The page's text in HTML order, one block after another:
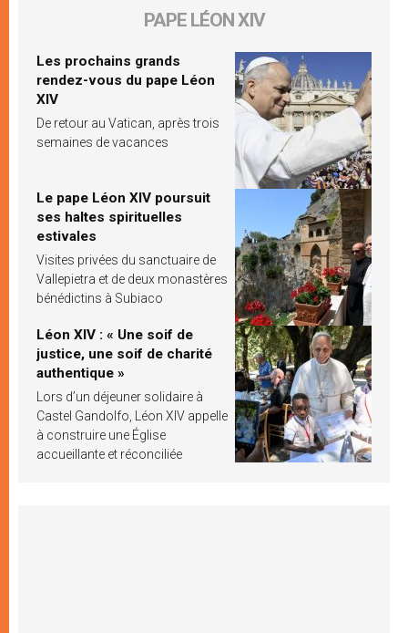
PAPE LÉON XIV
Les prochains grands
rendez-vous du pape Léon
XIV
De retour au Vatican, après trois
semaines de vacances
Le pape Léon XIV poursuit
ses haltes spirituelles
estivales
Visites privées du sanctuaire de
Vallepietra et de deux monastères
bénédictins à Subiaco
Léon XIV : « Une soif de
justice, une soif de charité
authentique »
Lors d’un déjeuner solidaire à
Castel Gandolfo, Léon XIV appelle
à construire une Église
accueillante et réconciliée